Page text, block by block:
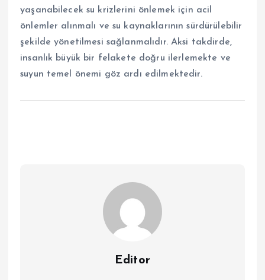
yaşanabilecek su krizlerini önlemek için acil
önlemler alınmalı ve su kaynaklarının sürdürülebilir
şekilde yönetilmesi sağlanmalıdır. Aksi takdirde,
insanlık büyük bir felakete doğru ilerlemekte ve
suyun temel önemi göz ardı edilmektedir.
Editor